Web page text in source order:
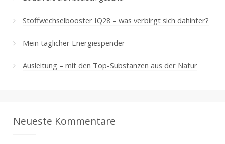
Stoffwechselbooster IQ28 – was verbirgt sich dahinter?
Mein täglicher Energiespender
Ausleitung – mit den Top-Substanzen aus der Natur
Neueste Kommentare